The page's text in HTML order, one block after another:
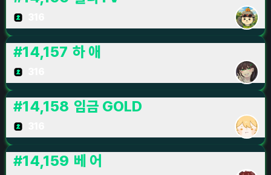
#14,157 하 애
#14,158 임금 GOLD
#14,159 베 어